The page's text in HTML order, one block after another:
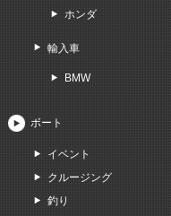
ホンダ
輸入車
BMW
ボート
イベント
クルージング
釣り